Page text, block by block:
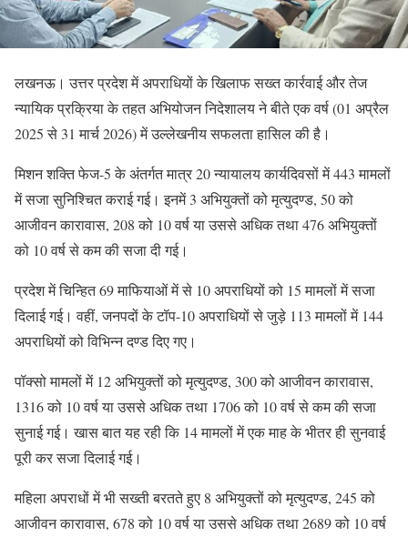
लखनऊ। उत्तर प्रदेश में अपराधियों के खिलाफ सख्त कार्रवाई और तेज
न्यायिक प्रक्रिया के तहत अभियोजन निदेशालय ने बीते एक वर्ष (01 अप्रैल
2025 से 31 मार्च 2026) में उल्लेखनीय सफलता हासिल की है।
मिशन शक्ति फेज-5 के अंतर्गत मात्र 20 न्यायालय कार्यदिवसों में 443 मामलों
में सजा सुनिश्चित कराई गई। इनमें 3 अभियुक्तों को मृत्युदण्ड, 50 को
आजीवन कारावास, 208 को 10 वर्ष या उससे अधिक तथा 476 अभियुक्तों
को 10 वर्ष से कम की सजा दी गई।
प्रदेश में चिन्हित 69 माफियाओं में से 10 अपराधियों को 15 मामलों में सजा
दिलाई गई। वहीं, जनपदों के टॉप-10 अपराधियों से जुड़े 113 मामलों में 144
अपराधियों को विभिन्न दण्ड दिए गए।
पॉक्सो मामलों में 12 अभियुक्तों को मृत्युदण्ड, 300 को आजीवन कारावास,
1316 को 10 वर्ष या उससे अधिक तथा 1706 को 10 वर्ष से कम की सजा
सुनाई गई। खास बात यह रही कि 14 मामलों में एक माह के भीतर ही सुनवाई
पूरी कर सजा दिलाई गई।
महिला अपराधों में भी सख्ती बरतते हुए 8 अभियुक्तों को मृत्युदण्ड, 245 को
आजीवन कारावास, 678 को 10 वर्ष या उससे अधिक तथा 2689 को 10 वर्ष